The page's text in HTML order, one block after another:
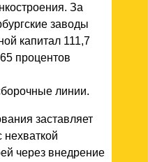
За
заводы
капитал 111,7
процентов
линии.
заставляет
нехваткой
через внедрение